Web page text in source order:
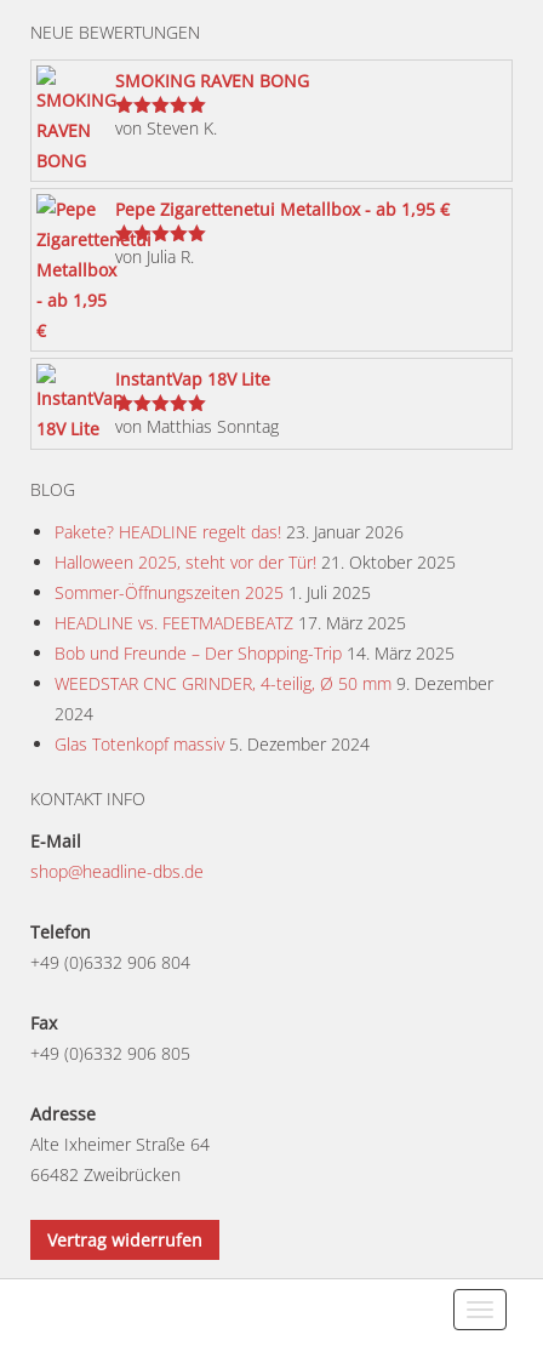
können
werden
NEUE BEWERTUNGEN
SMOKING RAVEN BONG
Bewertet
von Steven K.
Pepe Zigarettenetui Metallbox - ab 1,95 €
Bewertet
mit
von Julia R.
InstantVap 18V Lite
Bewertet
von Matthias Sonntag
BLOG
Pakete? HEADLINE regelt das! 23. Januar 2026
Halloween 2025, steht vor der Tür! 21. Oktober 2025
Sommer-Öffnungszeiten 2025 1. Juli 2025
HEADLINE vs. FEETMADEBEATZ 17. März 2025
Bob und Freunde – Der Shopping-Trip 14. März 2025
WEEDSTAR CNC GRINDER, 4-teilig, Ø 50 mm 9. Dezember
2024
Glas Totenkopf massiv 5. Dezember 2024
KONTAKT INFO
E-Mail
shop@headline-dbs.de
Telefon
+49 (0)6332 906 804
Fax
+49 (0)6332 906 805
Adresse
Alte Ixheimer Straße 64
66482 Zweibrücken
Vertrag widerrufen
Toggle